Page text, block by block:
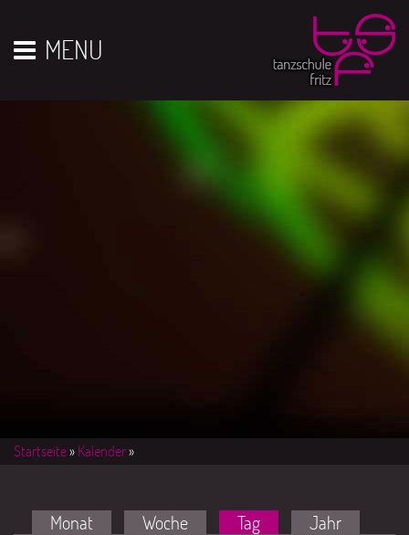
Startseite»Kalender»
Haupt-Reiter
Monat Woche Tag (aktiver Reiter)
Jahr
07
09